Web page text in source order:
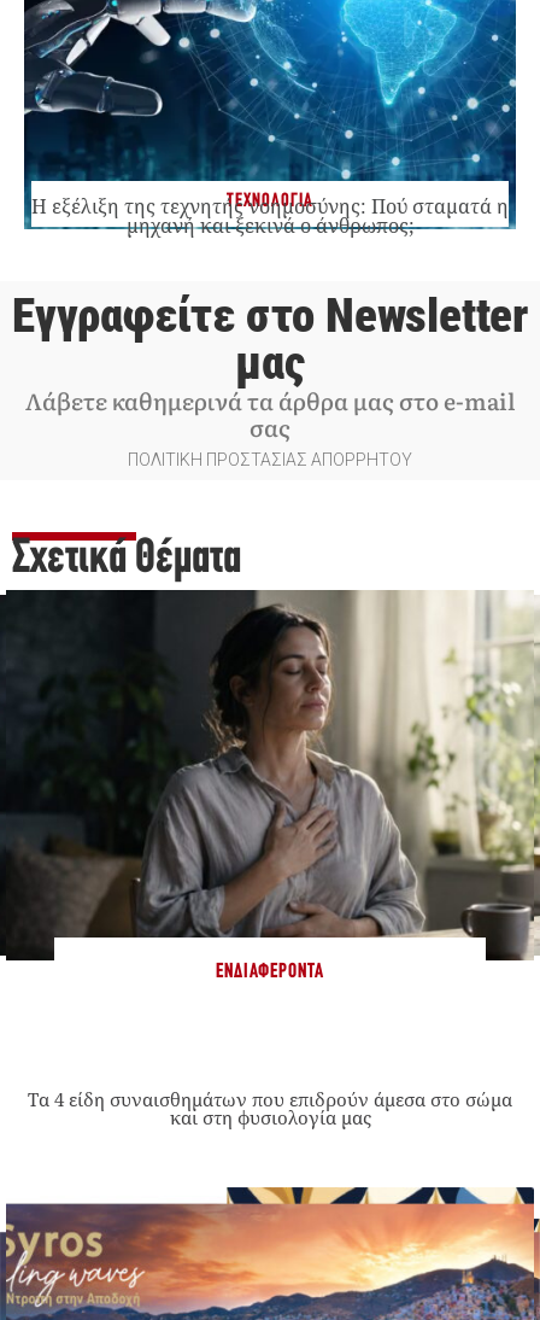
ΤΕΧΝΟΛΟΓΙΑ
Η εξέλιξη της τεχνητής νοημοσύνης: Πού σταματά η
μηχανή και ξεκινά ο άνθρωπος;
Εγγραφείτε στο Newsletter
μας
Λάβετε καθημερινά τα άρθρα μας στο e-mail
σας
ΠΟΛΙΤΙΚΗ ΠΡΟΣΤΑΣΙΑΣ ΑΠΟΡΡΗΤΟΥ
Σχετικά Θέματα
ΕΝΔΙΑΦΈΡΟΝΤΑ
Τα 4 είδη συναισθημάτων που επιδρούν άμεσα στο σώμα
και στη φυσιολογία μας